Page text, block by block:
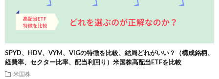
SPYD、HDV、VYM、VIGの特徴を比較、結局どれがいい？（構成銘柄、
経費率、セクター比率、配当利回り）米国株高配当ETFを比較
米国株